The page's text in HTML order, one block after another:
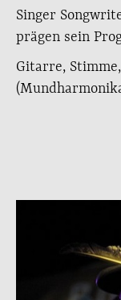
Singer
prägen sein
Gitarre,